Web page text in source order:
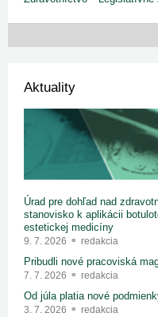
Aktuality
Úrad pre dohľad nad
stanovisko k aplikácii
estetickej medicíny
9. 7. 2026 redakcia
Pribudli nové pracoviská
7. 7. 2026 redakcia
Od júla platia nové
3. 7. 2026 redakcia